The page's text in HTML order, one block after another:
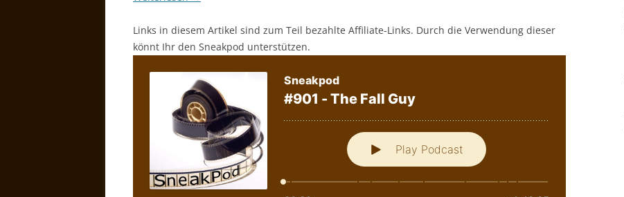
Links in diesem Artikel sind zum Teil bezahlte Affiliate-Links. Durch die Verwendung dieser
könnt Ihr den Sneakpod unterstützen.